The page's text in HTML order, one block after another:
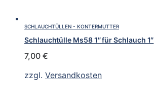
SCHLAUCHTÜLLEN - KONTERMUTTER
Schlauchtülle Ms58 1″ für Schlauch 1″
7,00 €
zzgl. Versandkosten